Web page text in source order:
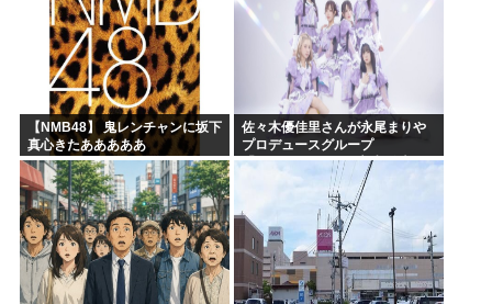
【NMB48】 鬼レンチャンに坂下
真心きたあああああ
佐々木優佳里さんが永尾まりや
プロデュースグループ
「WASURENA」に加入発表！
現在のグループと兼任へ【元
AKB48ゆかるん・まりやぎ】